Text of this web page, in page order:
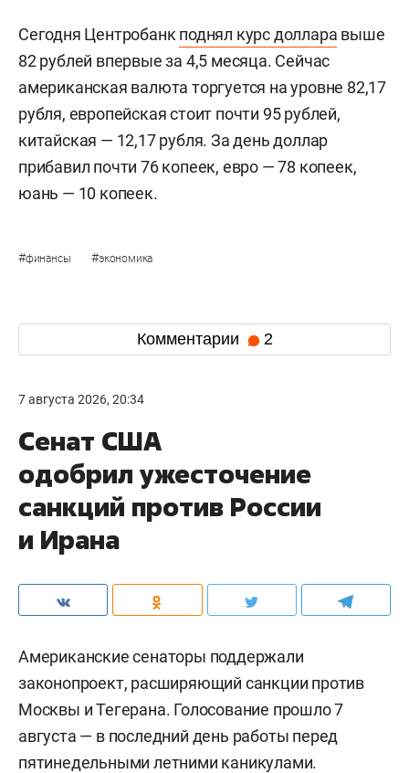
Сегодня Центробанк поднял курс доллара выше
82 рублей впервые за 4,5 месяца. Сейчас
американская валюта торгуется на уровне 82,17
рубля, европейская стоит почти 95 рублей,
китайская — 12,17 рубля. За день доллар
прибавил почти 76 копеек, евро — 78 копеек,
юань — 10 копеек.
#финансы #экономика
Комментарии 2
7 августа 2026, 20:34
Сенат США
одобрил ужесточение
санкций против России
и Ирана
Американские сенаторы поддержали
законопроект, расширяющий санкции против
Москвы и Тегерана. Голосование прошло 7
августа — в последний день работы перед
пятинедельными летними каникулами.